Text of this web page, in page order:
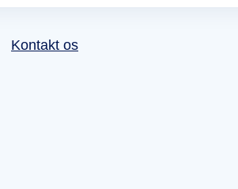
Kontakt os